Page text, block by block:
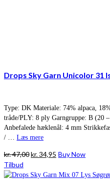
Drops Sky Garn Unicolor 31
Type: DK Materiale: 74% alpaca,
tråde/PLY: 8 ply Garngruppe: B (20
Anbefalede hæklenål: 4 mm
/ … Læs mere
kr.47,00Den
pris
kr.34,95 Den
pris
Buy Now
Tilbud